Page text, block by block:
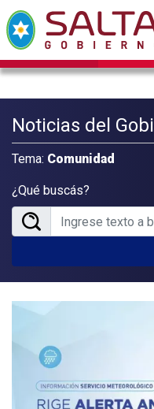
Noticias del
Tema: Comunidad
¿Qué buscás?